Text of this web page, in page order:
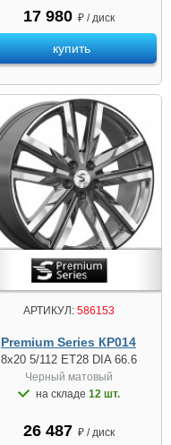
17 980 ₽ / диск
купить
АРТИКУЛ:586153
Premium Series КР014
8x20 5/112 ET28 DIA 66.6
Черный матовый
на складе 12 шт.
26 487 ₽ / диск